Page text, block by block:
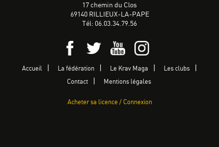
17 chemin du Clos
69140 RILLIEUX-LA-PAPE
Tél: 06.03.34.79.56
Accueil La fédération Le Krav Maga Les clubs
Contact Mentions légales
Acheter sa licence / Connexion